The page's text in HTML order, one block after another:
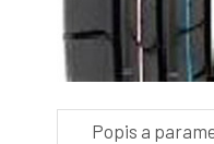
Popis a